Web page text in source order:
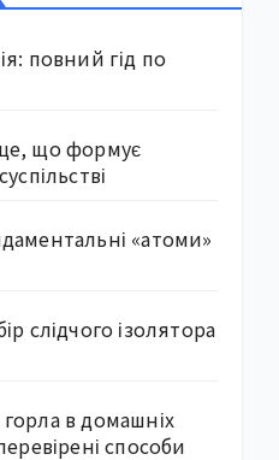
повний гід по
що формує
«атоми»
слідчого ізолятора
в домашніх
способи